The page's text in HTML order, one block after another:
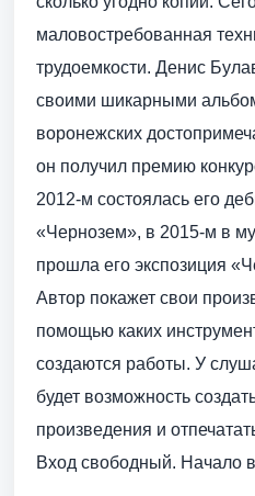
маловостребованная
трудоемкости. Денис
своими шикарными
воронежских
он получил премию
2012-м состоялась его
«Чернозем», в 2015-м в
прошла его экспозиция
Автор покажет свои
помощью каких
создаются работы. У
будет возможность
произведения и
Вход свободный. Начало